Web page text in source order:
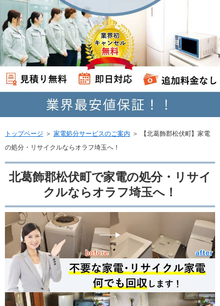
トップページ ＞ 家電処分サービスのご案内 ＞
【北葛飾郡松伏町】家電
の処分・リサイクルならオラフ埼玉へ！
北葛飾郡松伏町で家電の処分・リサイ
クルならオラフ埼玉へ！